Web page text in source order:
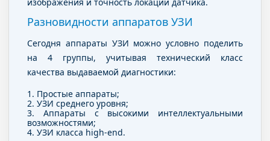
Разновидности аппаратов УЗИ
Сегодня аппараты УЗИ можно условно поделить
на 4 группы, учитывая технический класс
качества выдаваемой диагностики:
1. Простые аппараты;
2. УЗИ среднего уровня;
3. Аппараты с высокими интеллектуальными
возможностями;
4. УЗИ класса high-end.